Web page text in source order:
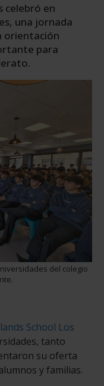
celebró en
una jornada
orientación
para
del colegio
School Los
tanto
su oferta
y familias.